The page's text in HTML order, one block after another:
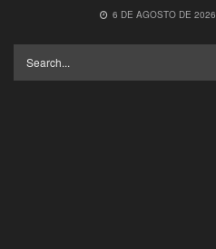
6 DE AGOSTO DE 2026